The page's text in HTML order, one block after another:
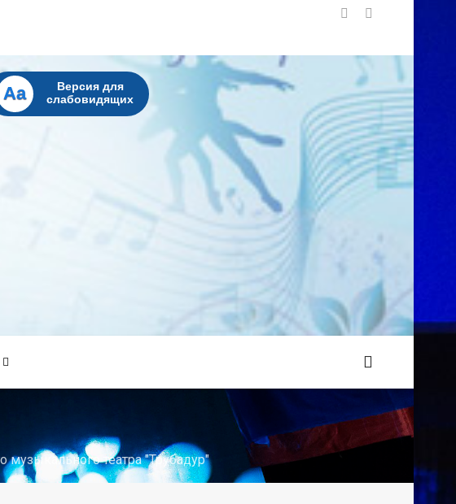
Aa
Версия для
слабовидящих
музыкального театра "Трубадур"